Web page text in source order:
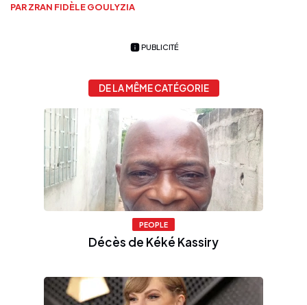
PAR ZRAN FIDÈLE GOULYZIA
PUBLICITÉ
DE LA MÊME CATÉGORIE
PEOPLE
Décès de Kéké Kassiry